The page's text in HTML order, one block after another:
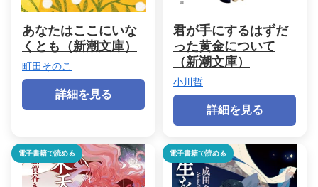
あなたはここにいな
くとも（新潮文庫）
町田そのこ
詳細を見る
君が手にするはずだ
った黄金について
（新潮文庫）
小川哲
詳細を見る
電子書籍で読める 電子書籍で読める